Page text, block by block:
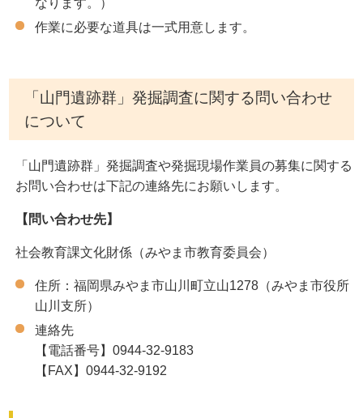
なります。）
作業に必要な道具は一式用意します。
「山門遺跡群」発掘調査に関する問い合わせ
について
「山門遺跡群」発掘調査や発掘現場作業員の募集に関する
お問い合わせは下記の連絡先にお願いします。
【問い合わせ先】
社会教育課文化財係（みやま市教育委員会）
住所：福岡県みやま市山川町立山1278（みやま市役所
山川支所）
連絡先
【電話番号】0944-32-9183
【FAX】0944-32-9192